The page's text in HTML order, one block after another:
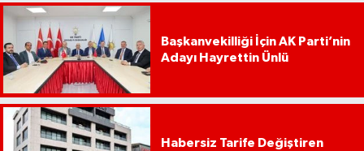
Başkanvekilliği İçin AK Parti’nin
Adayı Hayrettin Ünlü
Habersiz Tarife Değiştiren